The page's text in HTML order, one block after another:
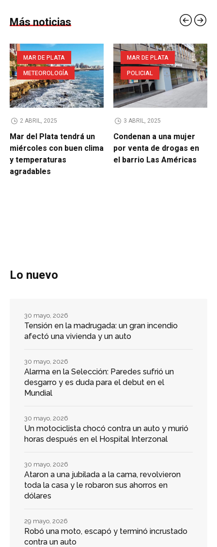
Más noticias
MAR DE PLATA
METEOROLOGÍA
2 ABRIL, 2025
Mar del Plata tendrá un
miércoles con buen clima
y temperaturas
agradables
MAR DE PLATA
POLICIAL
3 ABRIL, 2025
Condenan a una mujer
por venta de drogas en
el barrio Las Américas
Lo nuevo
Tensión en la madrugada: un gran incendio
afectó una vivienda y un auto
30 mayo, 2026
Alarma en la Selección: Paredes sufrió un
desgarro y es duda para el debut en el
Mundial
30 mayo, 2026
Un motociclista chocó contra un auto y murió
horas después en el Hospital Interzonal
30 mayo, 2026
Ataron a una jubilada a la cama, revolvieron
toda la casa y le robaron sus ahorros en
dólares
30 mayo, 2026
Robó una moto, escapó y terminó incrustado
contra un auto
29 mayo, 2026